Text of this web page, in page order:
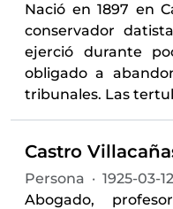
Nació en 1897 en
conservador
ejerció durante
obligado a
tribunales. Las
Persona · 1925-03-
Abogado,